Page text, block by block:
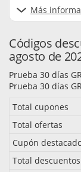
Más
Códigos
agosto de
Prueba 30 días
Prueba 30 días
Total cupones
Total ofertas
Cupón
Total